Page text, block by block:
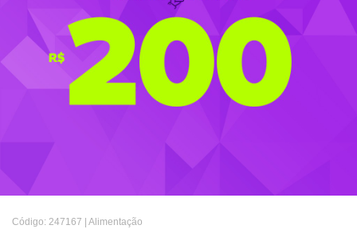
Código: 247167 | Alimentação